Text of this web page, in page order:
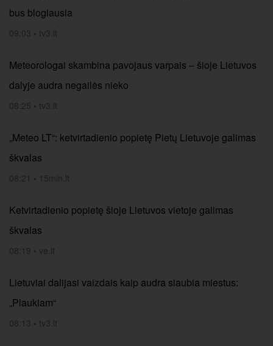
bus blogiausia
09:03 • tv3.lt
Meteorologai skambina pavojaus varpais – šioje Lietuvos
dalyje audra negailės nieko
08:25 • tv3.lt
„Meteo LT“: ketvirtadienio popietę Pietų Lietuvoje galimas
škvalas
08:21 • 15min.lt
Ketvirtadienio popietę šioje Lietuvos vietoje galimas
škvalas
08:19 • ve.lt
Lietuviai dalijasi vaizdais kaip audra siaubia miestus:
„Plaukiam“
08:13 • tv3.lt